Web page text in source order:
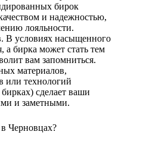
бирок
и надежностью,
лояльности.
В условиях насыщенного
а бирка может стать тем
вам запомниться.
материалов,
или технологий
сделает ваши
и заметными.
в Черновцах?